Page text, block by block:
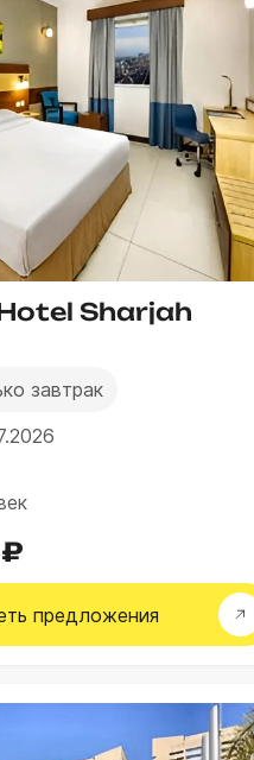
Sharjah
завтрак
предложения